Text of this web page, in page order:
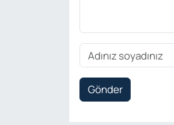
Gönder